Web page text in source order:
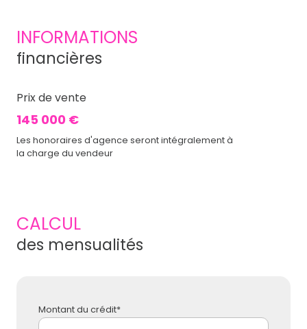
INFORMATIONS
financières
Prix de vente
145 000 €
Les honoraires d'agence seront intégralement à
la charge du vendeur
CALCUL
des mensualités
Montant du crédit*